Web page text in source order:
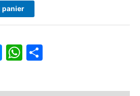
panier
Messenger
WhatsApp